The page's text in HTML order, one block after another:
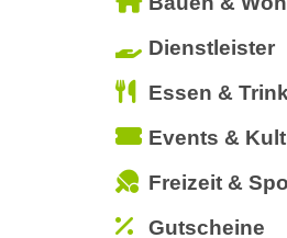
Dienstleister
Essen &
Events &
Freizeit &
Gutscheine